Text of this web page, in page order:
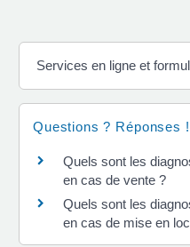
Services en ligne et
Questions ? Réponses !
Quels sont les
en cas de vente ?
Quels sont les
en cas de mise en